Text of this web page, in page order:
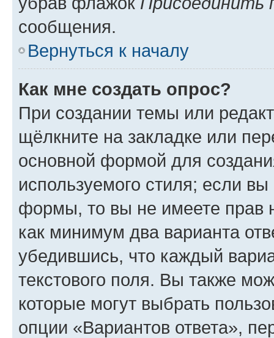
сообщения.
Вернуться к началу
Как мне создать опрос?
При создании темы или
щёлкните на закладке или
основной формой для
используемого стиля; если
формы, то вы не имеете прав
как минимум два варианта
убедившись, что каждый
текстового поля. Вы также
которые могут выбрать
опции «Вариантов ответа»,